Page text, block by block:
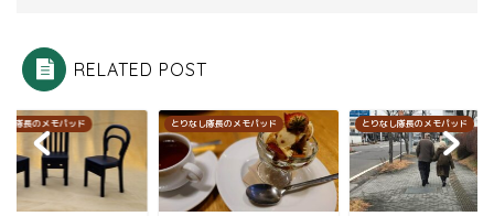
RELATED POST
し隊長のメモパッド とりなし隊長のメモパッド とりなし隊長のメモパッド